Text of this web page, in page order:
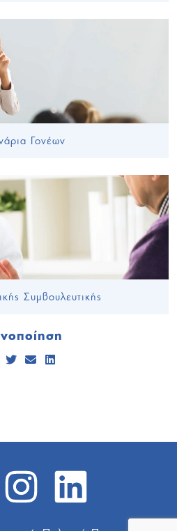
Γονέων
Συμβουλευτικής
TwitterSend Email
LinkedIn